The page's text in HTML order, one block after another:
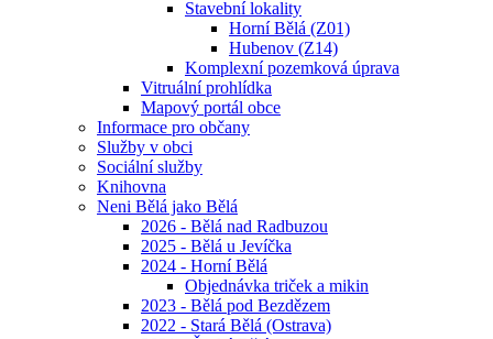
Stavební lokality
Horní Bělá (Z01)
Hubenov (Z14)
Komplexní pozemková úprava
Vitruální prohlídka
Mapový portál obce
Informace pro občany
Služby v obci
Sociální služby
Knihovna
Neni Bělá jako Bělá
2026 - Bělá nad Radbuzou
2025 - Bělá u Jevíčka
2024 - Horní Bělá
Objednávka triček a mikin
2023 - Bělá pod Bezdězem
2022 - Stará Bělá (Ostrava)